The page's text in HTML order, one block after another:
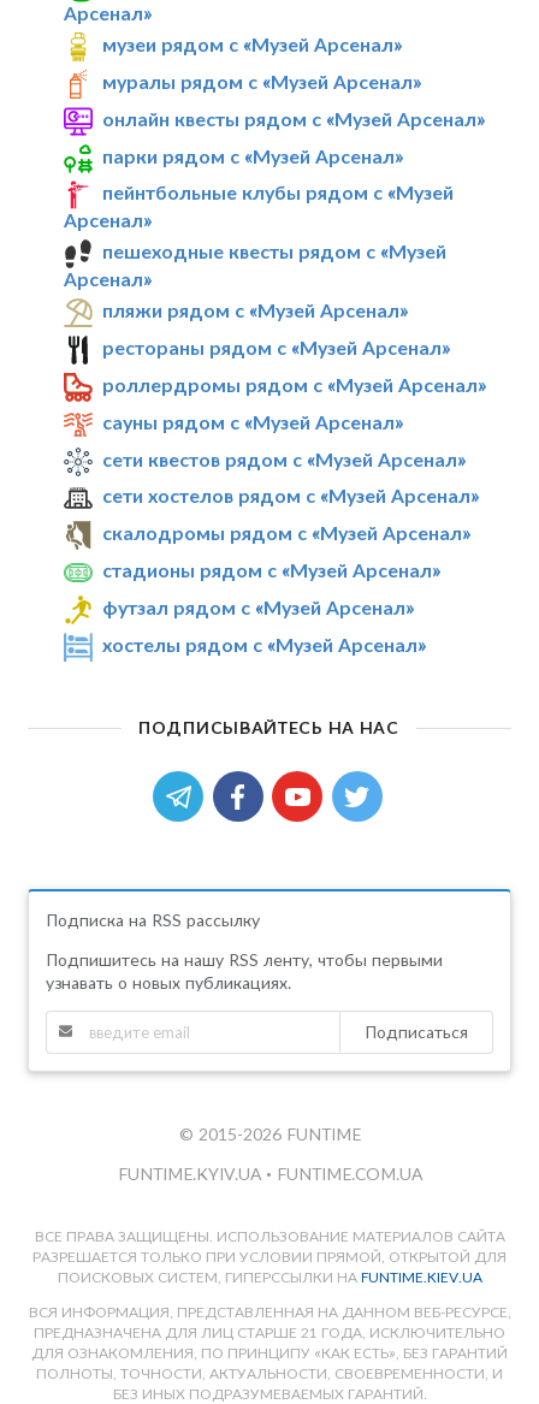
Арсенал»
музеи рядом с «Музей Арсенал»
муралы рядом с «Музей Арсенал»
онлайн квесты рядом с «Музей Арсенал»
парки рядом с «Музей Арсенал»
пейнтбольные клубы рядом с «Музей
Арсенал»
пешеходные квесты рядом с «Музей
Арсенал»
пляжи рядом с «Музей Арсенал»
рестораны рядом с «Музей Арсенал»
роллердромы рядом с «Музей Арсенал»
сауны рядом с «Музей Арсенал»
сети квестов рядом с «Музей Арсенал»
сети хостелов рядом с «Музей Арсенал»
скалодромы рядом с «Музей Арсенал»
стадионы рядом с «Музей Арсенал»
футзал рядом с «Музей Арсенал»
хостелы рядом с «Музей Арсенал»
ПОДПИСЫВАЙТЕСЬ НА НАС
Подписка на RSS рассылку
Подпишитесь на нашу RSS ленту, чтобы первыми
узнавать о новых публикациях.
Подписаться
© 2015-2026 FUNTIME
FUNTIME.KYIV.UA • FUNTIME.COM.UA
ВСЕ ПРАВА ЗАЩИЩЕНЫ. ИСПОЛЬЗОВАНИЕ МАТЕРИАЛОВ САЙТА
РАЗРЕШАЕТСЯ ТОЛЬКО ПРИ УСЛОВИИ ПРЯМОЙ, ОТКРЫТОЙ ДЛЯ
ПОИСКОВЫХ СИСТЕМ, ГИПЕРССЫЛКИ НА FUNTIME.KIEV.UA
ВСЯ ИНФОРМАЦИЯ, ПРЕДСТАВЛЕННАЯ НА ДАННОМ ВЕБ-РЕСУРСЕ,
ПРЕДНАЗНАЧЕНА ДЛЯ ЛИЦ СТАРШЕ 21 ГОДА, ИСКЛЮЧИТЕЛЬНО
ДЛЯ ОЗНАКОМЛЕНИЯ, ПО ПРИНЦИПУ «КАК ЕСТЬ», БЕЗ ГАРАНТИЙ
ПОЛНОТЫ, ТОЧНОСТИ, АКТУАЛЬНОСТИ, СВОЕВРЕМЕННОСТИ, И
БЕЗ ИНЫХ ПОДРАЗУМЕВАЕМЫХ ГАРАНТИЙ.